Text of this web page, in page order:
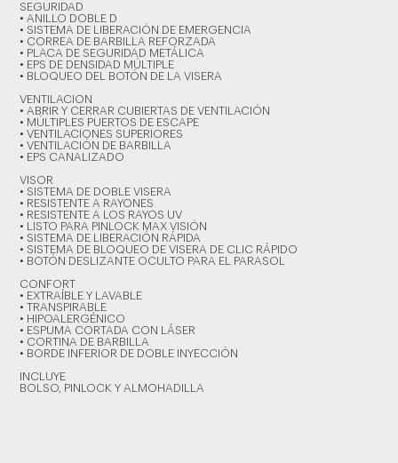
SEGURIDAD
• ANILLO DOBLE D
• SISTEMA DE LIBERACIÓN DE EMERGENCIA
• CORREA DE BARBILLA REFORZADA
• PLACA DE SEGURIDAD METÁLICA
• EPS DE DENSIDAD MÚLTIPLE
• BLOQUEO DEL BOTÓN DE LA VISERA
VENTILACION
• ABRIR Y CERRAR CUBIERTAS DE VENTILACIÓN
• MÚLTIPLES PUERTOS DE ESCAPE
• VENTILACIONES SUPERIORES
• VENTILACIÓN DE BARBILLA
• EPS CANALIZADO
VISOR
• SISTEMA DE DOBLE VISERA
• RESISTENTE A RAYONES
• RESISTENTE A LOS RAYOS UV
• LISTO PARA PINLOCK MAX VISIÓN
• SISTEMA DE LIBERACIÓN RÁPIDA
• SISTEMA DE BLOQUEO DE VISERA DE CLIC RÁPIDO
• BOTÓN DESLIZANTE OCULTO PARA EL PARASOL
CONFORT
• EXTRAÍBLE Y LAVABLE
• TRANSPIRABLE
• HIPOALERGÉNICO
• ESPUMA CORTADA CON LÁSER
• CORTINA DE BARBILLA
• BORDE INFERIOR DE DOBLE INYECCIÓN
INCLUYE
BOLSO, PINLOCK Y ALMOHADILLA